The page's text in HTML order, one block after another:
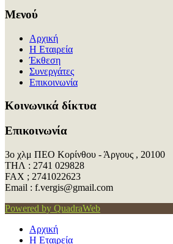
Μενού
Αρχική
Η Εταιρεία
Έκθεση
Συνεργάτες
Επικοινωνία
Kοινωνικά δίκτυα
Επικοινωνία
3ο χλμ ΠΕΟ Κορίνθου - Άργους , 20100
ΤΗΛ : 2741 029828
FAX ; 2741022623
Εmail : f.vergis@gmail.com
Powered by QuadraWeb
Αρχική
Η Εταιρεία